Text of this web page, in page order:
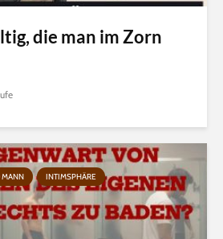
die man im Zorn
MANN INTIMSPHÄRE